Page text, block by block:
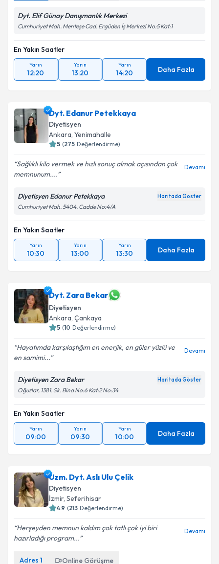
Dyt. Elif Günay Danışmanlık Merkezi
Cumhuriyet Mah. Menteşe Cad. Ergüden İş Merkezi No:5 Kat:1
En Yakın Saatler
Yarın
12:20
Yarın
13:20
Yarın
14:20 Daha Fazla
Dyt. Edanur Petekkaya
Diyetisyen
Ankara, Yenimahalle
5 (275 Değerlendirme)
Sağlıklı kilo vermek ve hızlı sonuç almak açısından çok
memnunum....
Devamı
Diyetisyen Edanur Petekkaya Haritada Göster
Cumhuriyet Mah. 5404. Cadde No:4/A
En Yakın Saatler
Yarın
10:30
Yarın
13:00
Yarın
13:30 Daha Fazla
Dyt. Zara Bekar
Diyetisyen
Ankara, Çankaya
5 (10 Değerlendirme)
Hayatımda karşılaştığım en enerjik, en güler yüzlü ve
en samimi...
Devamı
Diyetisyen Zara Bekar Haritada Göster
Oğuzlar, 1381. Sk. Bina No:6 Kat:2 No:34
En Yakın Saatler
Yarın
09:00
Yarın
09:30
Yarın
10:00 Daha Fazla
Uzm. Dyt. Aslı Ulu Çelik
Diyetisyen
İzmir, Seferihisar
4.9 (213 Değerlendirme)
Herşeyden memnun kaldım çok tatlı çok iyi biri
hazırladığı program...
Devamı
Adres 1 Online Görüşme